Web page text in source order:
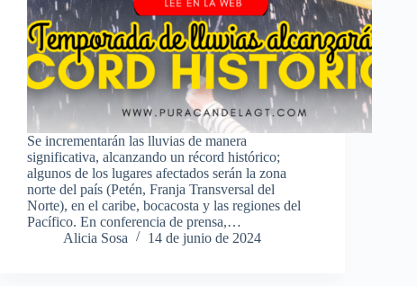
Se incrementarán las lluvias de manera
significativa, alcanzando un récord histórico;
algunos de los lugares afectados serán la zona
norte del país (Petén, Franja Transversal del
Norte), en el caribe, bocacosta y las regiones del
Pacífico. En conferencia de prensa,…
Alicia Sosa
14 de junio de 2024